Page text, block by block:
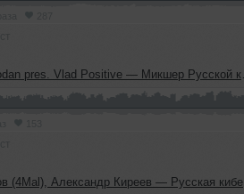
Микшер Русской кибернетики 459, Part 1, с Евгением Сваловым (4Mal) и Александром Киреевым (15.07.2026)
Александр Киреев — Русская кибернетика 724 (08.07.2026)